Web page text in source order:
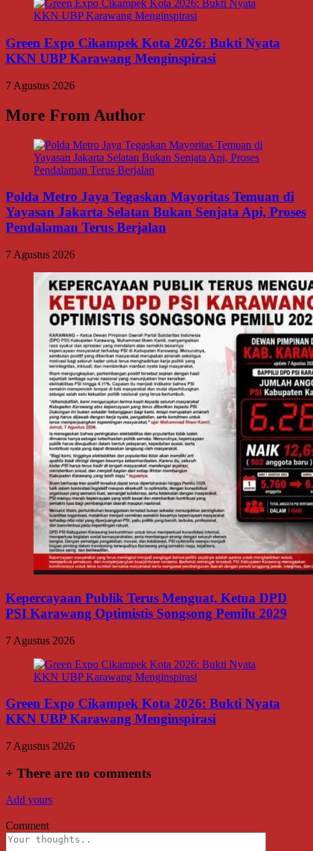
Green Expo Cikampek Kota 2026: Bukti Nyata
KKN UBP Karawang Menginspirasi
7 Agustus 2026
More From Author
Polda Metro Jaya Tegaskan Mayoritas Temuan di
Yayasan Jakarta Selatan Bukan Senjata Api, Proses
Pendalaman Terus Berjalan
7 Agustus 2026
Kepercayaan Publik Terus Menguat, Ketua DPD
PSI Karawang Optimistis Songsong Pemilu 2029
7 Agustus 2026
Green Expo Cikampek Kota 2026: Bukti Nyata
KKN UBP Karawang Menginspirasi
7 Agustus 2026
+ There are no comments
Add yours
Comment